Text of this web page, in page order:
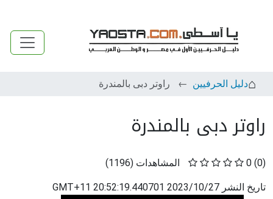
دليل الحرفيين راوتر دبى بالمندرة
راوتر دبى بالمندرة
(0)
0 المشاهدات (
1196
)
تاريخ النشر 2023/10/27 20:52:19.440701 GMT+11